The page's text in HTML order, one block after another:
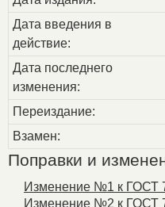
Дата введения в
действие:
Дата последнего
изменения:
Переиздание:
Взамен:
Поправки и
Изменение №1 к ГОСТ
Изменение №2 к ГОСТ